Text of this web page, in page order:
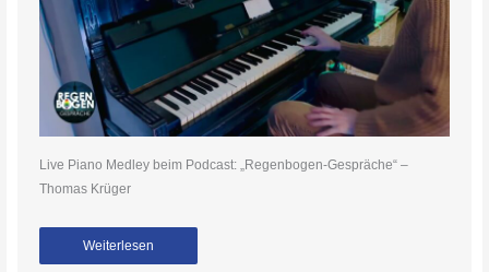
Live Piano Medley beim Podcast: „Regenbogen-Gespräche“ –
Thomas Krüger
Weiterlesen